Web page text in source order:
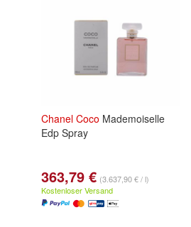
Chanel Coco Mademoiselle
Edp Spray
363,79 € (3.637,90 € / l)
Kostenloser Versand